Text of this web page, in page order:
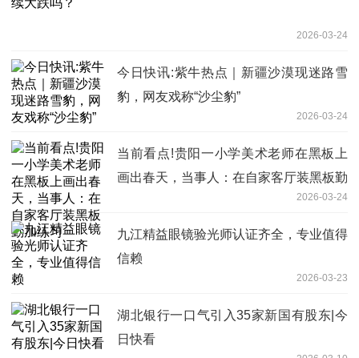
2026-03-24
今日快讯:紫牛热点｜新疆沙漠现迷路雪
豹，网友戏称“沙尘豹”
2026-03-24
当前看点!贵阳一小学美术老师在黑板上
画出春天，当事人：在自家客厅装黑板勤
2026-03-24
九江精益眼镜验光师认证齐全，专业值得
信赖
2026-03-23
湖北银行一口气引入35家新国有股东|今
日快看